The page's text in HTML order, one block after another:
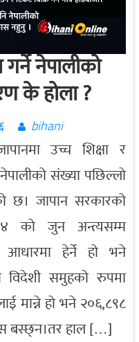
नेपालीको
के होला ?
bihani
उच्च शिक्षा र
संख्या पछिल्लो
छ। जापान सरकारको
को जुन अन्त्यसम्म
आधारमा हेर्ने हो भने
विदेशी समुहको रुपमा
मान्ने हो भने २०६,८९८
बस्छ्न।तर हाल […]